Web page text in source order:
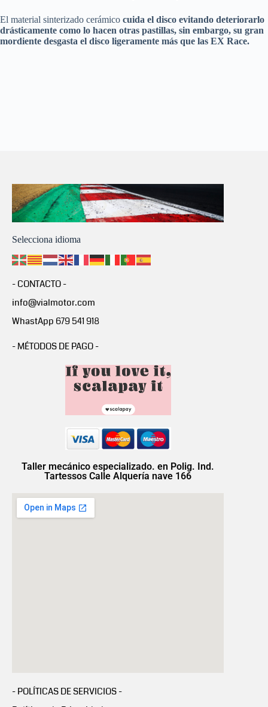
El material sinterizado cerámico cuida el disco evitando deteriorarlo
drásticamente como lo hacen otras pastillas, sin embargo, su gran
mordiente desgasta el disco ligeramente más que las EX Race.
Selecciona idioma
- CONTACTO -
info@vialmotor.com
WhastApp 679 541 918
- MÉTODOS DE PAGO -
Taller mecánico especializado. en Polig. Ind.
Tartessos Calle Alquería nave 166
- POLÍTICAS DE SERVICIOS -